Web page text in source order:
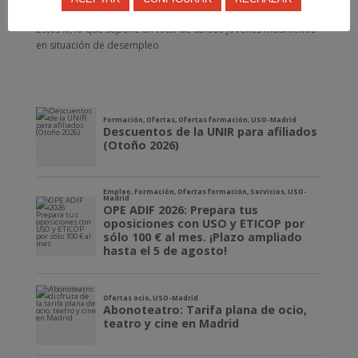
La tasa de paro entre los menores de 24 años se sitúa en el
29,69%, lo que supone un total de 63.800 jóvenes madrileños
en situación de desempleo.